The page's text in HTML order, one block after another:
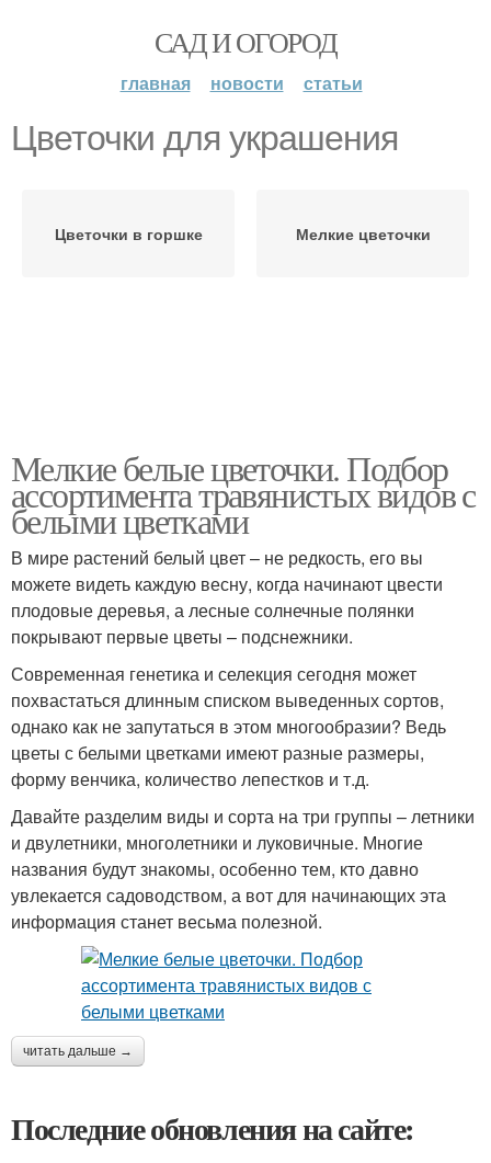
САД И ОГОРОД
главная новости статьи
Цветочки для украшения
Цветочки в горшке Мелкие цветочки
Мелкие белые цветочки. Подбор
ассортимента травянистых видов с
белыми цветками
В мире растений белый цвет – не редкость, его вы
можете видеть каждую весну, когда начинают цвести
плодовые деревья, а лесные солнечные полянки
покрывают первые цветы – подснежники.
Современная генетика и селекция сегодня может
похвастаться длинным списком выведенных сортов,
однако как не запутаться в этом многообразии? Ведь
цветы с белыми цветками имеют разные размеры,
форму венчика, количество лепестков и т.д.
Давайте разделим виды и сорта на три группы – летники
и двулетники, многолетники и луковичные. Многие
названия будут знакомы, особенно тем, кто давно
увлекается садоводством, а вот для начинающих эта
информация станет весьма полезной.
читать дальше →
Последние обновления на сайте: